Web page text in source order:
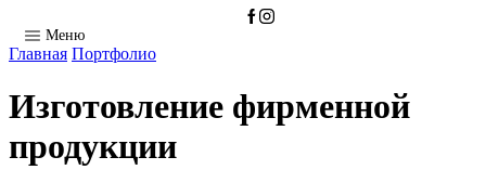
Меню
Главная Портфолио
Изготовление фирменной
продукции